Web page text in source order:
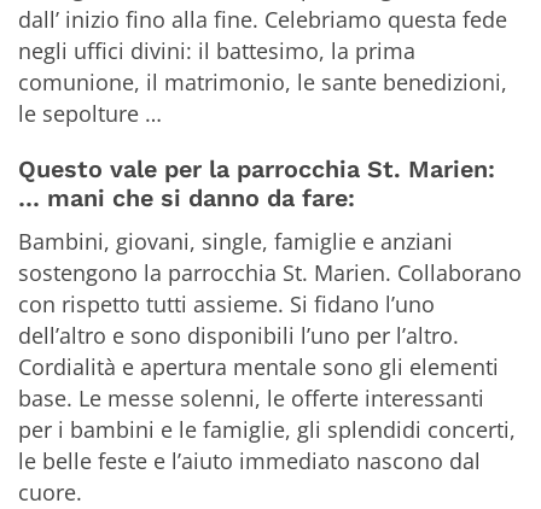
dall’ inizio fino alla fine. Celebriamo questa fede
negli uffici divini: il battesimo, la prima
comunione, il matrimonio, le sante benedizioni,
le sepolture …
Questo vale per la parrocchia St. Marien:
… mani che si danno da fare:
Bambini, giovani, single, famiglie e anziani
sostengono la parrocchia St. Marien. Collaborano
con rispetto tutti assieme. Si fidano l’uno
dell’altro e sono disponibili l’uno per l’altro.
Cordialità e apertura mentale sono gli elementi
base. Le messe solenni, le offerte interessanti
per i bambini e le famiglie, gli splendidi concerti,
le belle feste e l’aiuto immediato nascono dal
cuore.